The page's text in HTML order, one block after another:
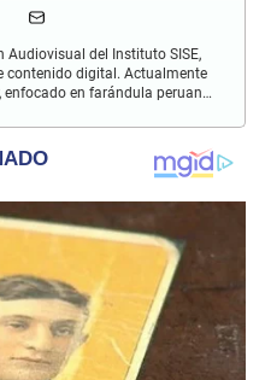
Audiovisual del Instituto SISE,
contenido digital. Actualmente
enfocado en farándula peruana,